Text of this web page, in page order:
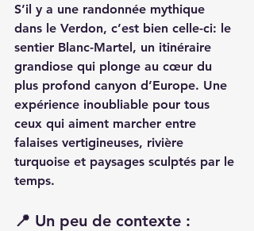
S’il y a une randonnée mythique
dans le Verdon, c’est bien celle-ci: le
sentier Blanc-Martel, un itinéraire
grandiose qui plonge au cœur du
plus profond canyon d’Europe. Une
expérience inoubliable pour tous
ceux qui aiment marcher entre
falaises vertigineuses, rivière
turquoise et paysages sculptés par le
temps.
📍 Un peu de contexte :